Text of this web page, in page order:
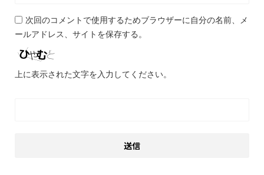
次回のコメントで使用するためブラウザーに自分の名前、メ
ールアドレス、サイトを保存する。
上に表示された文字を入力してください。